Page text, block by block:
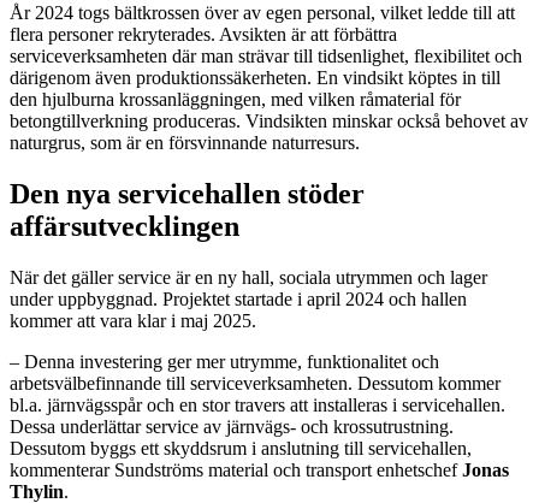
År 2024 togs bältkrossen över av egen personal, vilket ledde till att
flera personer rekryterades. Avsikten är att förbättra
serviceverksamheten där man strävar till tidsenlighet, flexibilitet och
därigenom även produktionssäkerheten. En vindsikt köptes in till
den hjulburna krossanläggningen, med vilken råmaterial för
betongtillverkning produceras. Vindsikten minskar också behovet av
naturgrus, som är en försvinnande naturresurs.
Den nya servicehallen stöder
affärsutvecklingen
När det gäller service är en ny hall, sociala utrymmen och lager
under uppbyggnad. Projektet startade i april 2024 och hallen
kommer att vara klar i maj 2025.
– Denna investering ger mer utrymme, funktionalitet och
arbetsvälbefinnande till serviceverksamheten. Dessutom kommer
bl.a. järnvägsspår och en stor travers att installeras i servicehallen.
Dessa underlättar service av järnvägs- och krossutrustning.
Dessutom byggs ett skyddsrum i anslutning till servicehallen,
kommenterar Sundströms material och transport enhetschefJonas
Thylin.